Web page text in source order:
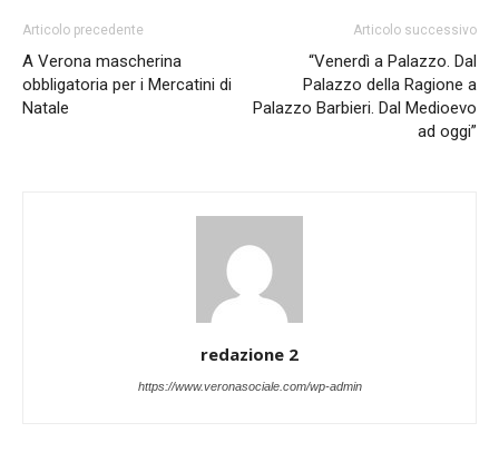
Articolo precedente
A Verona mascherina
obbligatoria per i Mercatini di
Natale
Articolo successivo
“Venerdì a Palazzo. Dal
Palazzo della Ragione a
Palazzo Barbieri. Dal Medioevo
ad oggi”
redazione 2
https://www.veronasociale.com/wp-admin